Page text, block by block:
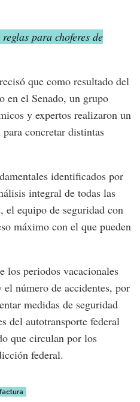
para choferes de
que como resultado del
en el Senado, un grupo
y expertos realizaron un
concretar distintas
identificados por
integral de todas las
el equipo de seguridad con
máximo con el que pueden
los periodos vacacionales
número de accidentes, por
medidas de seguridad
del autotransporte federal
que circulan por los
federal.